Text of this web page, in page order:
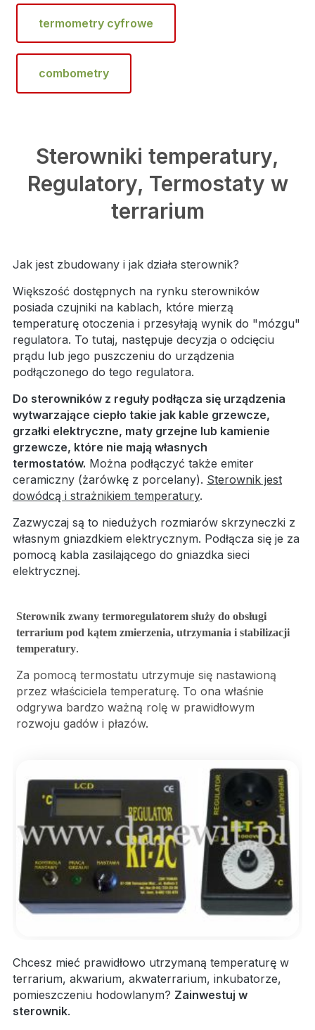
termometry cyfrowe
combometry
Sterowniki temperatury,
Regulatory, Termostaty w
terrarium
Jak jest zbudowany i jak działa sterownik?
Większość dostępnych na rynku sterowników
posiada czujniki na kablach, które mierzą
temperaturę otoczenia i przesyłają wynik do "mózgu"
regulatora. To tutaj, następuje decyzja o odcięciu
prądu lub jego puszczeniu do urządzenia
podłączonego do tego regulatora.
Do sterowników z reguły podłącza się urządzenia
wytwarzające ciepło takie jak kable grzewcze,
grzałki elektryczne, maty grzejne lub kamienie
grzewcze, które nie mają własnych
termostatów. Można podłączyć także emiter
ceramiczny (żarówkę z porcelany). Sterownik jest
dowódcą i strażnikiem temperatury.
Zazwyczaj są to niedużych rozmiarów skrzyneczki z
własnym gniazdkiem elektrycznym. Podłącza się je za
pomocą kabla zasilającego do gniazdka sieci
elektrycznej.
Sterownik zwany termoregulatorem służy do obsługi
terrarium pod kątem zmierzenia, utrzymania i stabilizacji
temperatury.
Za pomocą termostatu utrzymuje się nastawioną
przez właściciela temperaturę. To ona właśnie
odgrywa bardzo ważną rolę w prawidłowym
rozwoju gadów i płazów.
Chcesz mieć prawidłowo utrzymaną temperaturę w
terrarium, akwarium, akwaterrarium, inkubatorze,
pomieszczeniu hodowlanym? Zainwestuj w
sterownik.